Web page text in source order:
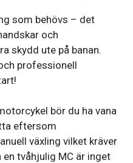
som behövs – det
och
skydd ute på banan.
professionell
bör du ha vana
eftersom
växling vilket kräver
tvåhjulig MC är inget